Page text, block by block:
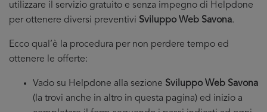
utilizzare il servizio gratuito e senza impegno di Helpdone
per ottenere diversi preventivi Sviluppo Web Savona.
Ecco qual’è la procedura per non perdere tempo ed
ottenere le offerte:
Vado su Helpdone alla sezione Sviluppo Web Savona
(la trovi anche in altro in questa pagina) ed inizio a